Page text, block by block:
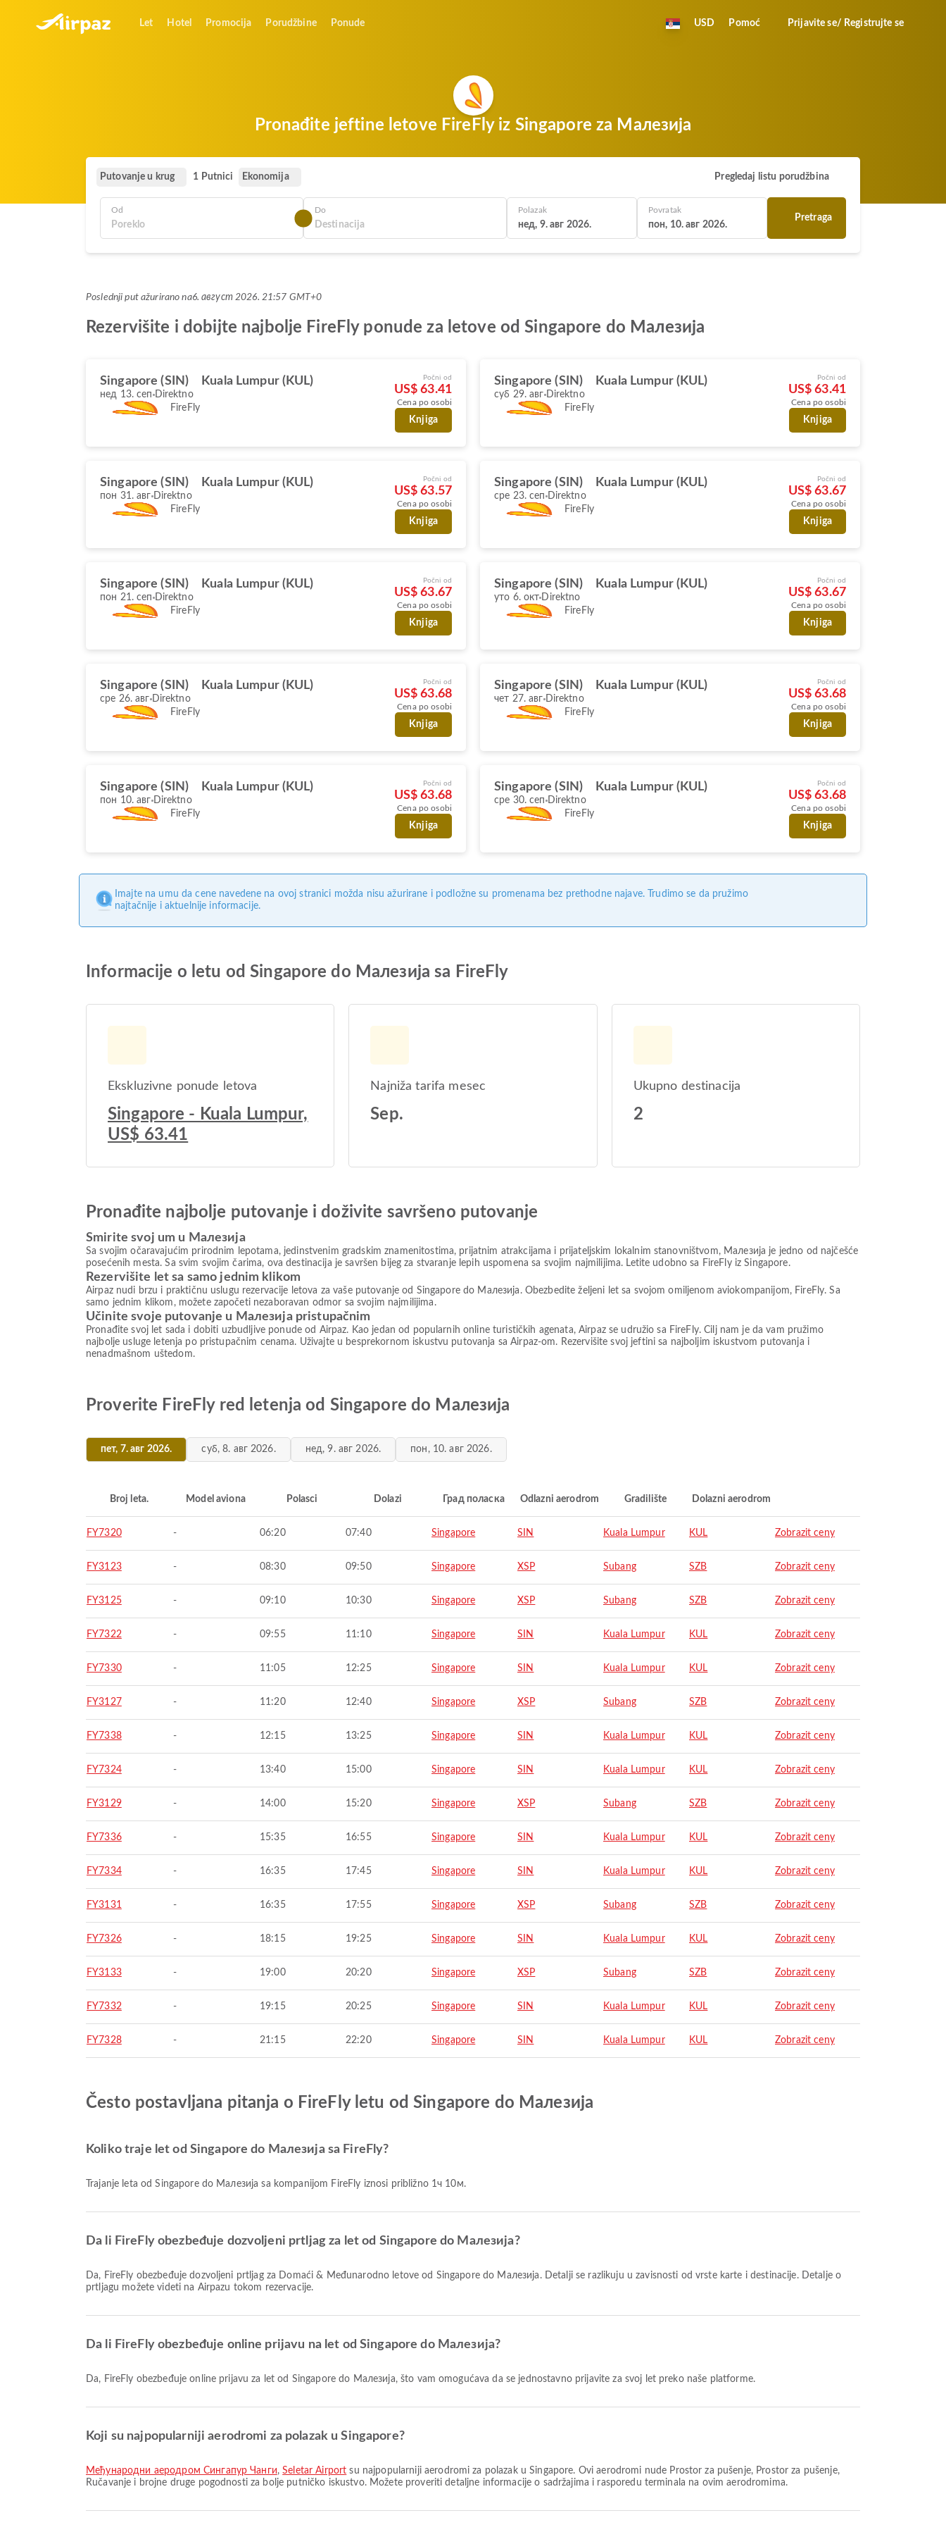
Let Hotel Promocija Porudžbine Ponude USD Pomoć Prijavite se/ Registrujte se
Pronađite jeftine letove FireFly iz Singapore za Малезија
Putovanje u krug 1 Putnici Ekonomija Pregledaj listu porudžbina
Od Do Polazak
нед, 9. авг 2026.
Povratak
пон, 10. авг 2026.
Pretraga
Poslednji put ažurirano na6. август 2026. 21:57 GMT+0
Rezervišite i dobijte najbolje FireFly ponude za letove od Singapore do Малезија
Singapore (SIN) Kuala Lumpur (KUL)
нед 13. сеп Direktno
FireFly
Počni od
US$ 63.41
Cena po osobi
Knjiga
Singapore (SIN) Kuala Lumpur (KUL)
суб 29. авг Direktno
FireFly
Počni od
US$ 63.41
Cena po osobi
Knjiga
Singapore (SIN) Kuala Lumpur (KUL)
пон 31. авг Direktno
FireFly
Počni od
US$ 63.57
Cena po osobi
Knjiga
Singapore (SIN) Kuala Lumpur (KUL)
сре 23. сеп Direktno
FireFly
Počni od
US$ 63.67
Cena po osobi
Knjiga
Singapore (SIN) Kuala Lumpur (KUL)
пон 21. сеп Direktno
FireFly
Počni od
US$ 63.67
Cena po osobi
Knjiga
Singapore (SIN) Kuala Lumpur (KUL)
уто 6. окт Direktno
FireFly
Počni od
US$ 63.67
Cena po osobi
Knjiga
Singapore (SIN) Kuala Lumpur (KUL)
сре 26. авг Direktno
FireFly
Počni od
US$ 63.68
Cena po osobi
Knjiga
Singapore (SIN) Kuala Lumpur (KUL)
чет 27. авг Direktno
FireFly
Počni od
US$ 63.68
Cena po osobi
Knjiga
Singapore (SIN) Kuala Lumpur (KUL)
пон 10. авг Direktno
FireFly
Počni od
US$ 63.68
Cena po osobi
Knjiga
Singapore (SIN) Kuala Lumpur (KUL)
сре 30. сеп Direktno
FireFly
Počni od
US$ 63.68
Cena po osobi
Knjiga
Imajte na umu da cene navedene na ovoj stranici možda nisu ažurirane i podložne su promenama bez prethodne najave. Trudimo se da pružimo
najtačnije i aktuelnije informacije.
Informacije o letu od Singapore do Малезија sa FireFly
Ekskluzivne ponude letova
Singapore - Kuala Lumpur,
US$ 63.41
Najniža tarifa mesec
Sep.
Ukupno destinacija
2
Pronađite najbolje putovanje i doživite savršeno putovanje
Smirite svoj um u Малезија
Sa svojim očaravajućim prirodnim lepotama, jedinstvenim gradskim znamenitostima, prijatnim atrakcijama i prijateljskim lokalnim stanovništvom, Малезија je jedno od najčešće
posećenih mesta. Sa svim svojim čarima, ova destinacija je savršen bijeg za stvaranje lepih uspomena sa svojim najmilijima. Letite udobno sa FireFly iz Singapore.
Rezervišite let sa samo jednim klikom
Airpaz nudi brzu i praktičnu uslugu rezervacije letova za vaše putovanje od Singapore do Малезија. Obezbedite željeni let sa svojom omiljenom aviokompanijom, FireFly. Sa
samo jednim klikom, možete započeti nezaboravan odmor sa svojim najmilijima.
Učinite svoje putovanje u Малезија pristupačnim
Pronađite svoj let sada i dobiti uzbudljive ponude od Airpaz. Kao jedan od popularnih online turističkih agenata, Airpaz se udružio sa FireFly. Cilj nam je da vam pružimo
najbolje usluge letenja po pristupačnim cenama. Uživajte u besprekornom iskustvu putovanja sa Airpaz-om. Rezervišite svoj jeftini sa najboljim iskustvom putovanja i
nenadmašnom uštedom.
Proverite FireFly red letenja od Singapore do Малезија
пет, 7. авг 2026. суб, 8. авг 2026. нед, 9. авг 2026. пон, 10. авг 2026.
Broj leta. Model aviona Polasci Dolazi Град поласка Odlazni aerodrom Gradilište Dolazni aerodrom
FY7320 - 06:20 07:40 Singapore SIN Kuala Lumpur KUL Zobrazit ceny
FY3123 - 08:30 09:50 Singapore XSP Subang SZB Zobrazit ceny
FY3125 - 09:10 10:30 Singapore XSP Subang SZB Zobrazit ceny
FY7322 - 09:55 11:10 Singapore SIN Kuala Lumpur KUL Zobrazit ceny
FY7330 - 11:05 12:25 Singapore SIN Kuala Lumpur KUL Zobrazit ceny
FY3127 - 11:20 12:40 Singapore XSP Subang SZB Zobrazit ceny
FY7338 - 12:15 13:25 Singapore SIN Kuala Lumpur KUL Zobrazit ceny
FY7324 - 13:40 15:00 Singapore SIN Kuala Lumpur KUL Zobrazit ceny
FY3129 - 14:00 15:20 Singapore XSP Subang SZB Zobrazit ceny
FY7336 - 15:35 16:55 Singapore SIN Kuala Lumpur KUL Zobrazit ceny
FY7334 - 16:35 17:45 Singapore SIN Kuala Lumpur KUL Zobrazit ceny
FY3131 - 16:35 17:55 Singapore XSP Subang SZB Zobrazit ceny
FY7326 - 18:15 19:25 Singapore SIN Kuala Lumpur KUL Zobrazit ceny
FY3133 - 19:00 20:20 Singapore XSP Subang SZB Zobrazit ceny
FY7332 - 19:15 20:25 Singapore SIN Kuala Lumpur KUL Zobrazit ceny
FY7328 - 21:15 22:20 Singapore SIN Kuala Lumpur KUL Zobrazit ceny
Često postavljana pitanja o FireFly letu od Singapore do Малезија
Koliko traje let od Singapore do Малезија sa FireFly?
Trajanje leta od Singapore do Малезија sa kompanijom FireFly iznosi približno 1ч 10м.
Da li FireFly obezbeđuje dozvoljeni prtljag za let od Singapore do Малезија?
Da, FireFly obezbeđuje dozvoljeni prtljag za Domaći & Međunarodno letove od Singapore do Малезија. Detalji se razlikuju u zavisnosti od vrste karte i destinacije. Detalje o
prtljagu možete videti na Airpazu tokom rezervacije.
Da li FireFly obezbeđuje online prijavu na let od Singapore do Малезија?
Da, FireFly obezbeđuje online prijavu za let od Singapore do Малезија, što vam omogućava da se jednostavno prijavite za svoj let preko naše platforme.
Koji su najpopularniji aerodromi za polazak u Singapore?
Међународни аеродром Сингапур Чанги,Seletar Airport su najpopularniji aerodromi za polazak u Singapore. Ovi aerodromi nude Prostor za pušenje, Prostor za pušenje,
Ručavanje i brojne druge pogodnosti za bolje putničko iskustvo. Možete proveriti detaljne informacije o sadržajima i rasporedu terminala na ovim aerodromima.